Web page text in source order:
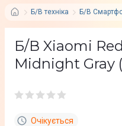
Б/В техніка Б/В
Б/В Xiaomi
Midnight Gray
Очікується